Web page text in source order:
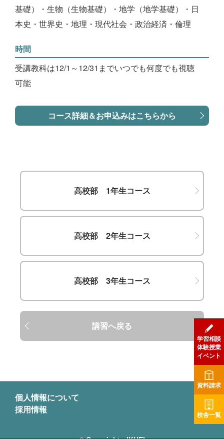
基礎）・生物（生物基礎）・地学（地学基礎）・日
本史・世界史・地理・現代社会・政治経済・倫理
時間
受講教科は12/1～12/31までいつでも何度でも視聴
可能
コース詳細＆お申込みはこちらから
高校部 1年生コース
高校部 2年生コース
高校部 3年生コース
講習へ戻る
個人情報について
採用情報
学習相談
体験授業
イベント
資料請求
校舎一覧